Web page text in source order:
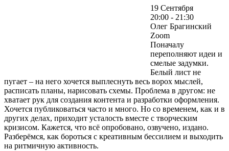
19 Сентября
20:00 - 21:30
Олег Брагинский
Zoom
Поначалу
переполняют идеи и
смелые задумки.
Белый лист не
пугает – на него хочется выплеснуть весь ворох мыслей,
расписать планы, нарисовать схемы. Проблема в другом: не
хватает рук для создания контента и разработки оформления.
Хочется публиковаться часто и много. Но со временем, как и в
других делах, приходит усталость вместе с творческим
кризисом. Кажется, что всё опробовано, озвучено, издано.
Разберёмся, как бороться с креативным бессилием и выходить
на ритмичную активность.